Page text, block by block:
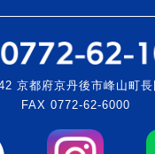
京都府京丹後市峰山町長
FAX 0772-62-6000